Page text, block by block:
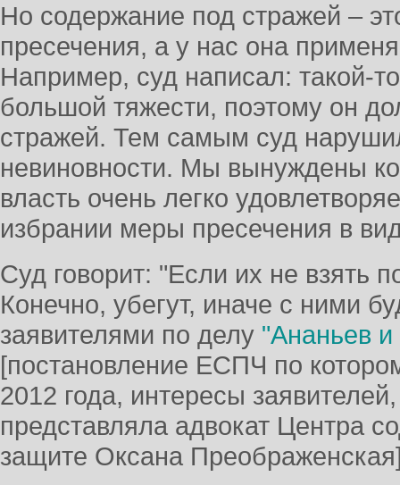
Но содержание под стражей –
пресечения, а у нас она
Например, суд написал: такой-
большой тяжести, поэтому он
стражей. Тем самым суд
невиновности. Мы вынуждены
власть очень легко
избрании меры пресечения в
Суд говорит: "Если их не взять
Конечно, убегут, иначе с ними
заявителями по делу "Ананьев и
[постановление ЕСПЧ по
2012 года, интересы
представляла адвокат Центра
защите Оксана